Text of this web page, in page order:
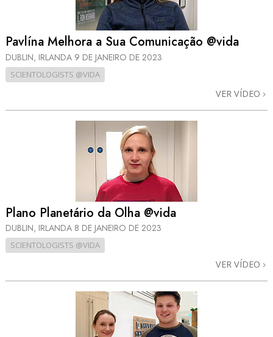
Pavlína Melhora a Sua Comunicação @vida
DUBLIN, IRLANDA 9 DE JANEIRO DE 2023
SCIENTOLOGISTS @VIDA
VER VÍDEO
Plano Planetário da Olha @vida
DUBLIN, IRLANDA 8 DE JANEIRO DE 2023
SCIENTOLOGISTS @VIDA
VER VÍDEO